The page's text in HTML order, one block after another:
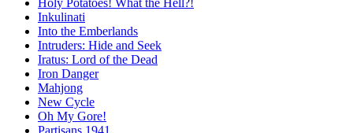
Holy Potatoes! What the Hell?!
Inkulinati
Into the Emberlands
Intruders: Hide and Seek
Iratus: Lord of the Dead
Iron Danger
Mahjong
New Cycle
Oh My Gore!
Partisans 1941